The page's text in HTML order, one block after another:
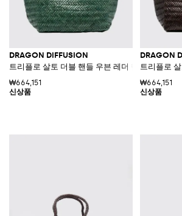
DRAGON DIFFUSION
트리플로 살토 더블 핸들 우븐 레더 핸드백
₩664,151
DRAGON
트리플로
₩664,151